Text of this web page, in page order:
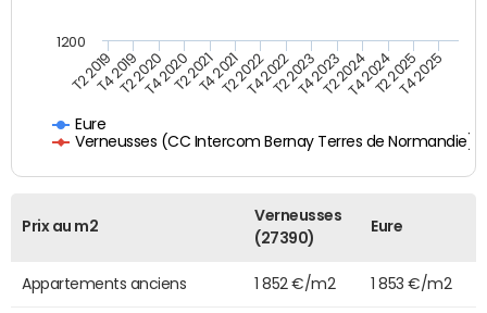
Eure
Verneusses (CC Intercom Bernay Terres de Normandie)
T2 2019T4 2019T2 2020T4 2020T2 2021T4 2021T2 2022T4 2022T2 2023T4 2023T2 2024T4 2024T2 2025T4 2025
1200
Prix au m2
Verneusses
(27390)
Eure
Appartements anciens 1 852 €/m2 1 853 €/m2